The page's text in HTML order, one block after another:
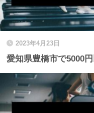
2023年4月23日
愛知県豊橋市で5000